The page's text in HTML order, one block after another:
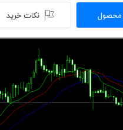
محصول نکات خرید